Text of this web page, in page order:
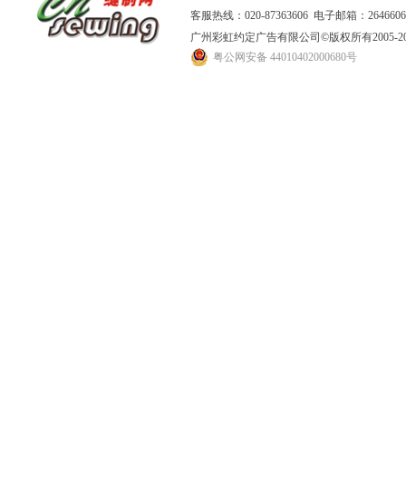
客服热线：020-87363606 电子邮箱：
广州彩虹约定广告有限公司 ©版权所有2005-
粤公网安备 44010402000680号